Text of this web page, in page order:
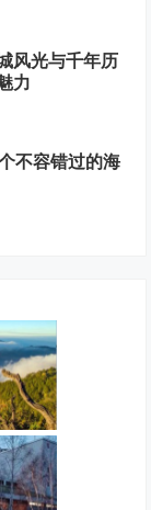
风光与千年历
力
不容错过的海